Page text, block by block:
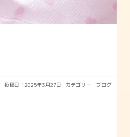
投稿日：2025年3月27日 カテゴリー： ブログ